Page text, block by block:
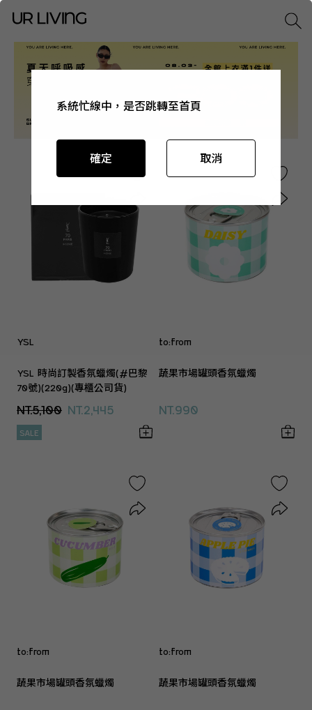
YSL
YSL 時尚訂製香氛蠟燭(#巴黎
70號)(220g)(專櫃公司貨)
NT.5,100 NT.2,445
SALE
to:from
蔬果市場罐頭香氛蠟燭
NT.990
to:from
蔬果市場罐頭香氛蠟燭
to:from
蔬果市場罐頭香氛蠟燭
系統忙線中，是否跳轉至首頁
確定 取消
系統忙線中，是否跳轉至首頁
確定 取消
系統忙線中，是否跳轉至首頁
確定 取消
系統忙線中，是否跳轉至首頁
確定 取消